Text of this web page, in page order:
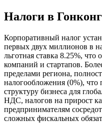
Налоги в
Корпоративный налог
первых двух миллионов в
льготная ставка 8.25%,
компаний и стартапов.
пределами региона,
налогообложения (0%), что
структуру бизнеса для
НДС, налогов на прирост
предпринимателям
сложных фискальных